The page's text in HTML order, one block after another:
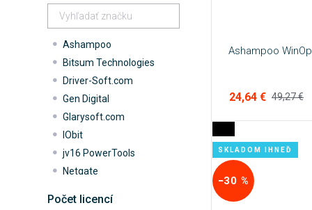
Ashampoo
Bitsum Technologies
Driver-Soft.com
Gen Digital
Glarysoft.com
IObit
jv16 PowerTools
Netgate
O&O Software
Počet licencí
Ashampoo
49,27 €
24,64 €
SKLADOM IHNEĎ
−30 %